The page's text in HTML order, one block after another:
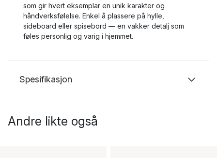
som gir hvert eksemplar en unik karakter og
håndverksfølelse. Enkel å plassere på hylle,
sideboard eller spisebord — en vakker detalj som
føles personlig og varig i hjemmet.
Spesifikasjon
Andre likte også